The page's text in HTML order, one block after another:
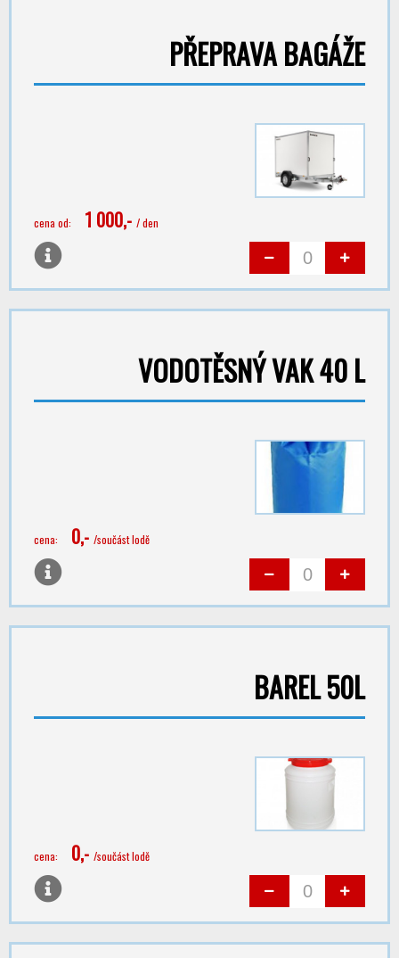
PŘEPRAVA BAGÁŽE
cena od: 1 000,- / den
VODOTĚSNÝ VAK 40 L
cena: 0,- /součást lodě
BAREL 50L
cena: 0,- /součást lodě